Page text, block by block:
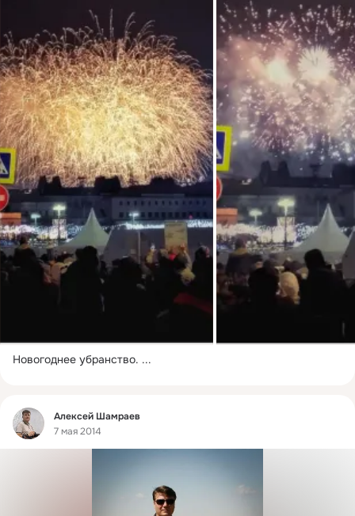
Новогоднее убранство. ...
Фид
Алексей Шамраев
7 мая 2014